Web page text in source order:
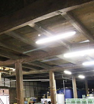
［島
遠チョ
セット